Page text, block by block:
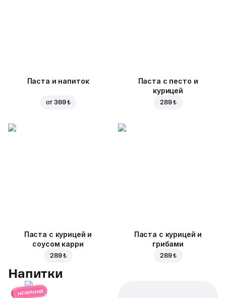
Паста и напиток
от369 ₺
Паста с песто и
курицей
289 ₺
Паста с курицей и
соусом карри
289 ₺
Паста с курицей и
грибами
289 ₺
Напитки
новинка